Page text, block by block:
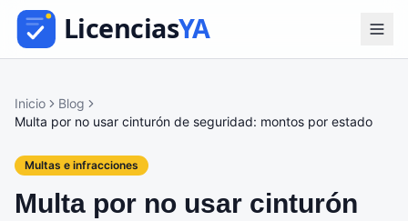
Inicio
Blog
Multa por no usar cinturón de seguridad: montos por estado
Multas e infracciones
Multa por no usar cinturón